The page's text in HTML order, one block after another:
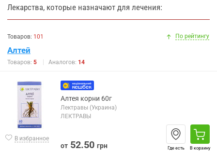
Лекарства, которые назначают для лечения:
Товаров: 101 По рейтингу
Алтей
Товаров: 5 Аналогов: 14
В избранное
Алтея корни 60г
Лектравы (Украина)
ЛЕКТРАВЫ
от 52.50 грн Где есть В корзину